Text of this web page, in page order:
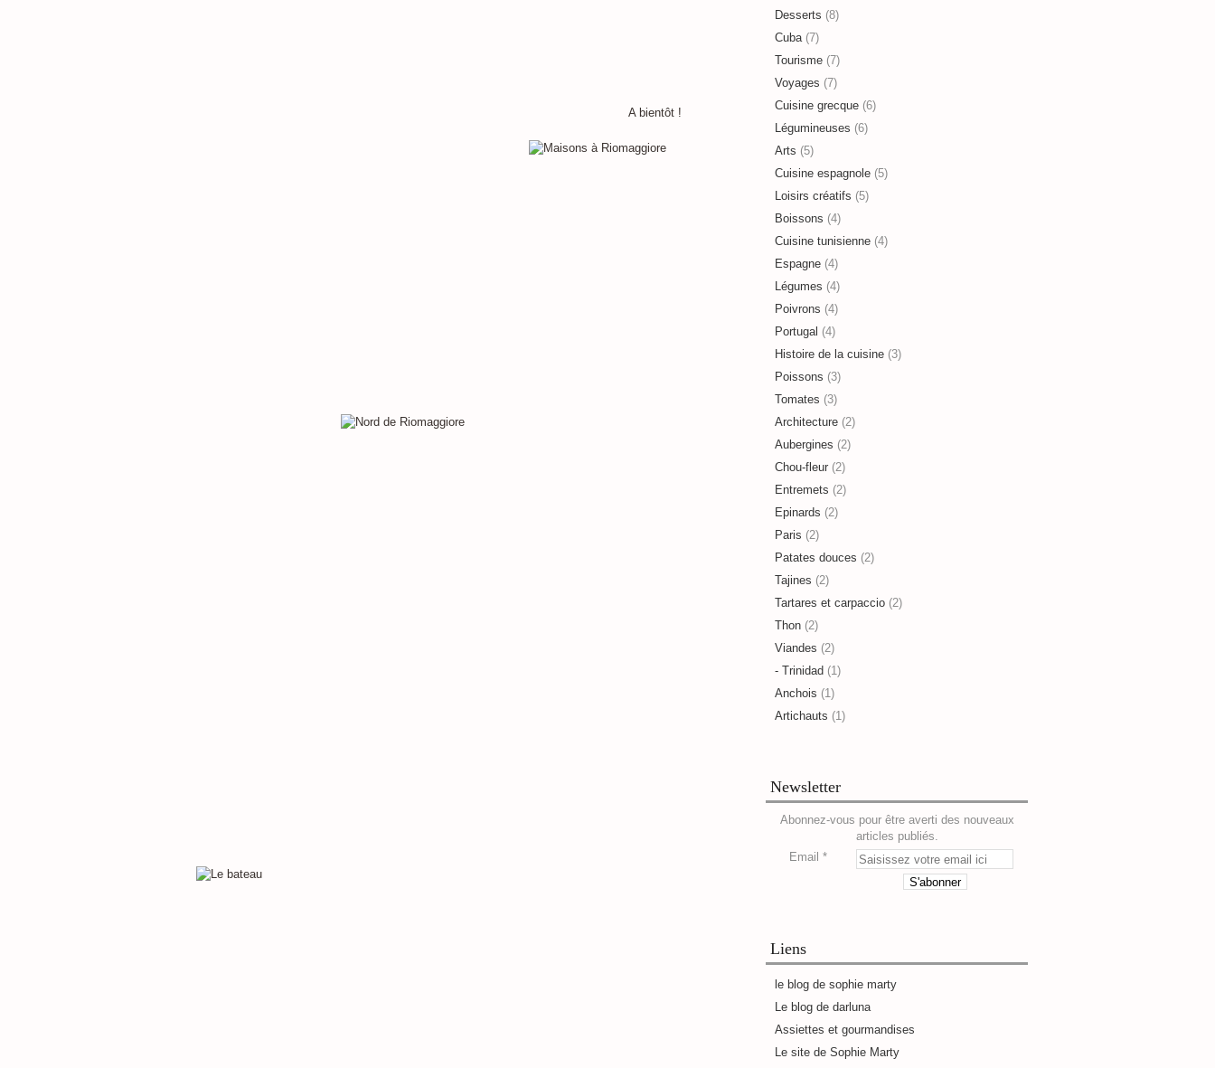
A bientôt !
Desserts (8)
Cuba(7)
Tourisme (7)
Voyages (7)
Cuisine grecque (6)
Légumineuses (6)
Arts (5)
Cuisine espagnole (5)
Loisirs créatifs (5)
Boissons (4)
Cuisine tunisienne (4)
Espagne (4)
Légumes (4)
Poivrons (4)
Portugal (4)
Histoire de la cuisine (3)
Poissons (3)
Tomates (3)
Architecture (2)
Aubergines (2)
Chou-fleur (2)
Entremets (2)
Epinards (2)
Paris (2)
Patates douces (2)
Tajines (2)
Tartares et carpaccio (2)
Thon (2)
Viandes (2)
- Trinidad (1)
Anchois (1)
Artichauts (1)
Newsletter
Abonnez-vous pour être averti des nouveaux
articles publiés.
Email
Liens
le blog de sophie marty
Le blog de darluna
Assiettes et gourmandises
Le site de Sophie Marty